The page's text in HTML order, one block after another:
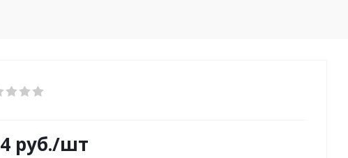
руб./шт